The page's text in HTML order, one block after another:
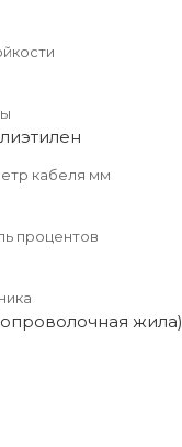
кабеля мм
процентов
жила)